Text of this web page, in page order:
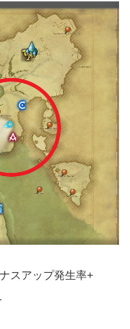
スアップ発生率+